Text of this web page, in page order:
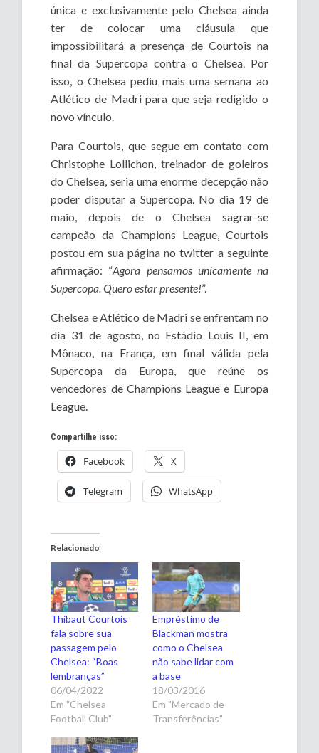
única e exclusivamente pelo Chelsea ainda
ter de colocar uma cláusula que
impossibilitará a presença de Courtois na
final da Supercopa contra o Chelsea. Por
isso, o Chelsea pediu mais uma semana ao
Atlético de Madri para que seja redigido o
novo vínculo.
Para Courtois, que segue em contato com
Christophe Lollichon, treinador de goleiros
do Chelsea, seria uma enorme decepção não
poder disputar a Supercopa. No dia 19 de
maio, depois de o Chelsea sagrar-se
campeão da Champions League, Courtois
postou em sua página no twitter a seguinte
afirmação: “Agora pensamos unicamente na
Supercopa. Quero estar presente!”.
Chelsea e Atlético de Madri se enfrentam no
dia 31 de agosto, no Estádio Louis II, em
Mônaco, na França, em final válida pela
Supercopa da Europa, que reúne os
vencedores de Champions League e Europa
League.
Compartilhe isso:
Facebook X
Telegram WhatsApp
Relacionado
Thibaut Courtois
fala sobre sua
passagem pelo
Chelsea: “Boas
lembranças”
06/04/2022
Em "Chelsea
Football Club"
Empréstimo de
Blackman mostra
como o Chelsea
não sabe lidar com
a base
18/03/2016
Em "Mercado de
Transferências"